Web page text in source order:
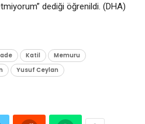
dediği öğrenildi. (DHA)
Katil
Memuru
Yusuf Ceylan